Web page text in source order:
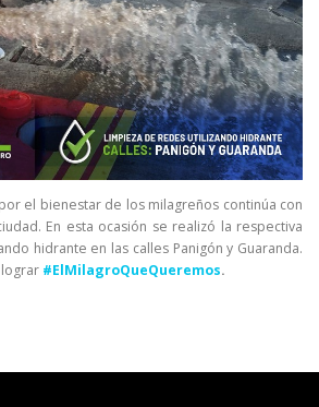
el bienestar de los milagreños continúa con
En esta ocasión se realizó la respectiva
hidrante en las calles Panigón y Guaranda.
#ElMilagroQueQueremos.